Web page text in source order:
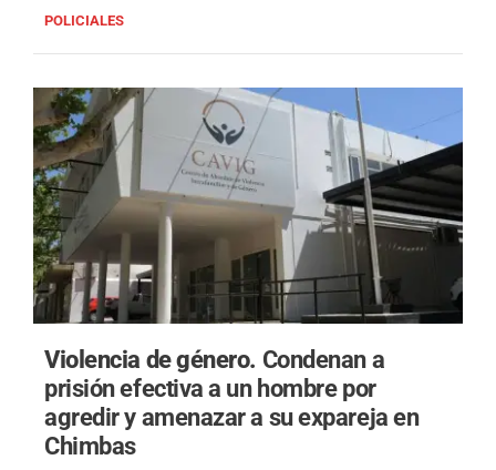
POLICIALES
Violencia de género. Condenan a
prisión efectiva a un hombre por
agredir y amenazar a su expareja en
Chimbas